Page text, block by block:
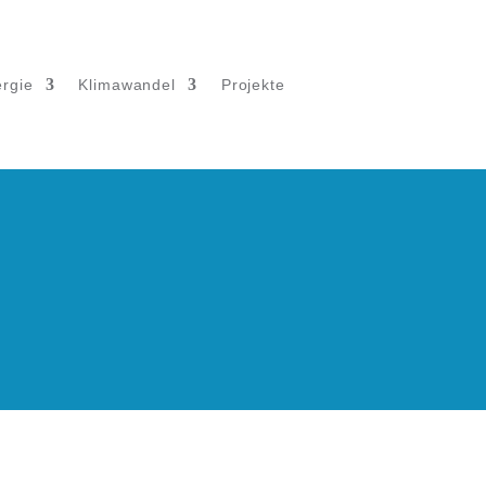
Klimawandel Projekte